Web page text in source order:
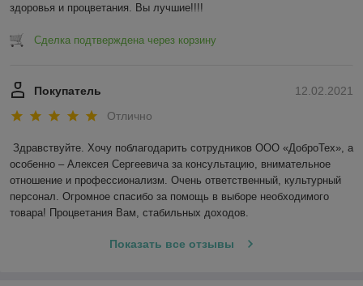
здоровья и процветания. Вы лучшие!!!!
Сделка подтверждена через корзину
12.02.2021
Покупатель
Отлично
Здравствуйте. Хочу поблагодарить сотрудников ООО «ДоброТех», а
особенно – Алексея Сергеевича за консультацию, внимательное
отношение и профессионализм. Очень ответственный, культурный
персонал. Огромное спасибо за помощь в выборе необходимого
товара! Процветания Вам, стабильных доходов.
Показать все отзывы